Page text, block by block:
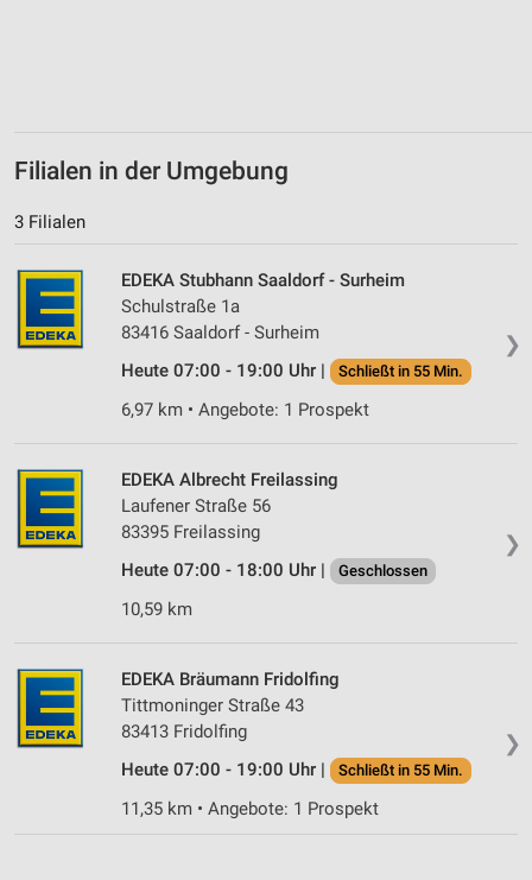
Filialen in der Umgebung
3 Filialen
❯
EDEKA Stubhann Saaldorf - Surheim
Schulstraße 1a
83416 Saaldorf - Surheim
Heute 07:00 - 19:00 Uhr |
Schließt in 55 Min.
6,97 km • Angebote: 1 Prospekt
❯
EDEKA Albrecht Freilassing
Laufener Straße 56
83395 Freilassing
Heute 07:00 - 18:00 Uhr |
Geschlossen
10,59 km
❯
EDEKA Bräumann Fridolfing
Tittmoninger Straße 43
83413 Fridolfing
Heute 07:00 - 19:00 Uhr |
Schließt in 55 Min.
11,35 km • Angebote: 1 Prospekt
Messung der Performance von Inhalten
Kombinationen von Daten aus verschiedenen
Entwicklung und Verbesserung der Angebote
Verwendung reduzierter Daten zur Auswahl von
IAB-Besonderheiten:
Geräte anhand von aktiv angeforderten
Informationen identifizieren
Nicht-IAB-Verarbeitungszwecke:
Funktional
Werbung